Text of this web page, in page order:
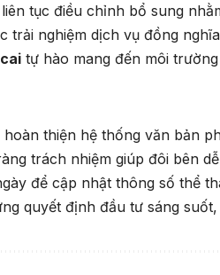
tục điều chỉnh bổ sung
trải nghiệm dịch vụ đồng
tự hào mang đến môi
thiện hệ thống văn bản
trách nhiệm giúp đôi bên
để cập nhật thông số thể
quyết định đầu tư sáng